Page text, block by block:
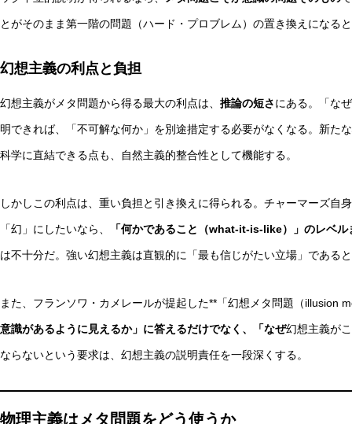
とがそのまま第一階の問題（ハード・プロブレム）の置き換えになる
幻想主義の利点と負担
幻想主義がメタ問題から得る最大の利点は、 推論の短さにある。「な
明できれば、「不可解な何か」を別途措定する必要がなくなる。新た
科学に直結できる点も、自然主義的整合性として機能する。
しかしこの利点は、重い負担と引き換えに得られる。チャーマーズ自
「幻」にしたいなら、 「何かであること（what-it-is-like）」のレベ
は不十分だ。強い幻想主義は直観的に「最も信じがたい立場」である
また、フランソワ・カメレールが提起した**「幻想メタ問題（illusion
意識があるように見えるか」に答えるだけでなく、「なぜ幻想主義が
ならないという要求は、幻想主義の説明責任を一段深くする。
物理主義はメタ問題をどう使うか